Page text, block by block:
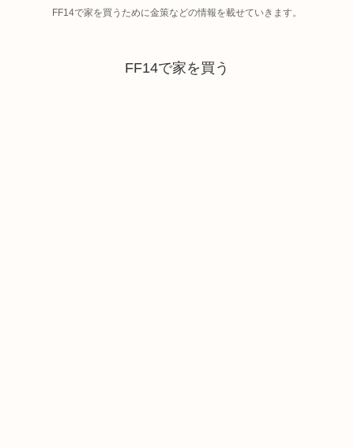
FF14で家を買うために金策などの情報を載せていきます。
FF14で家を買う